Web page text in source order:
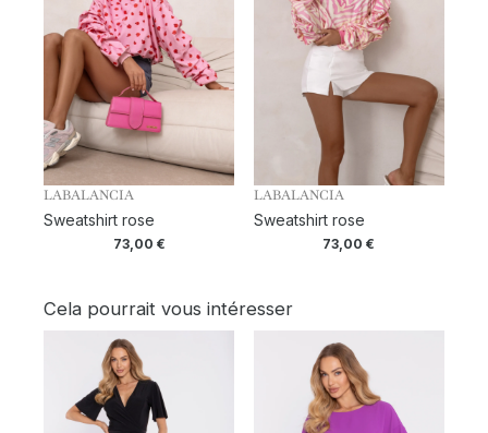
LABALANCIA
Sweatshirt rose
73,00 €
LABALANCIA
Sweatshirt rose
73,00€
Cela pourrait vous intéresser